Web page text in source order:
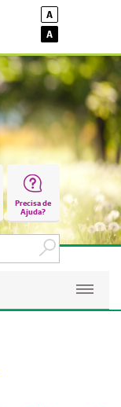
A
A
Precisa de
Ajuda?